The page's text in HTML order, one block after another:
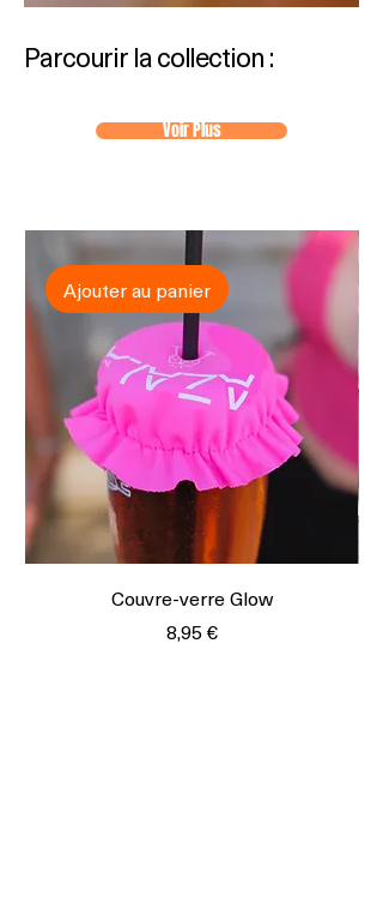
Parcourir la collection :
Voir Plus
Ajouter au panier
Couvre-verre Glow
Prix
8,95 €